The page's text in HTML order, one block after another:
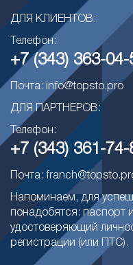
ДЛЯ КЛИЕНТОВ:
Телефон:
+7 (343) 363-04-
Почта: info@topsto.pro
ДЛЯ ПАРТНЕРОВ:
Телефон:
+7 (343) 361-74-
Почта:
Напоминаем, для
понадобятся: паспорт
удостоверяющий
регистрации (или ПТС).